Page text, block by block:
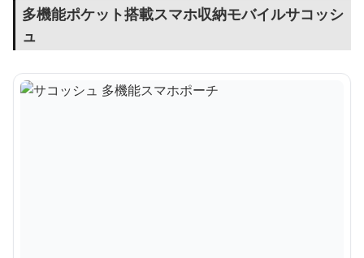
多機能ポケット搭載スマホ収納モバイルサコッシ
ュ